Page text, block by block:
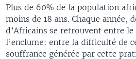
Plus de 60% de la population
moins de 18 ans. Chaque année,
d’Africains se retrouvent entre
l’enclume: entre la difficulté de
souffrance générée par cette